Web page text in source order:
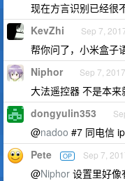
现在方言识别已经很
KevZhi Sep 7,
帮你问了，小米盒子
Niphor Sep 7, 2017
大法遥控器 不是本
dongyulin353
@nadoo #7 同电信
Pete OP Sep 7,
@Niphor 设置里好像